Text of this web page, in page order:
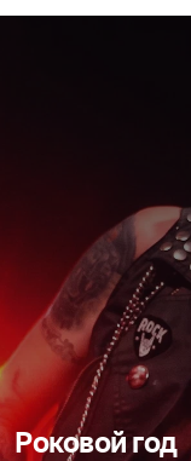
Роковой год